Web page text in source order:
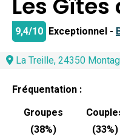
Les Gîtes
9,4/10 Exceptionnel -
La Treille, 24350
Fréquentation :
Groupes
(38%)
(33%)